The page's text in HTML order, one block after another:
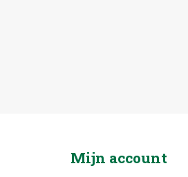
Mijn account